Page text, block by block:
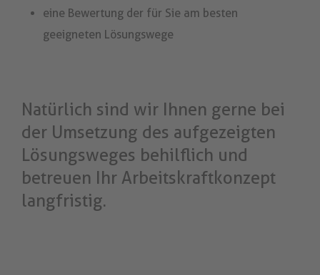
eine Bewertung der für Sie am besten
geeigneten Lösungswege
Natürlich sind wir Ihnen gerne bei
der Umsetzung des aufgezeigten
Lösungsweges behilflich und
betreuen Ihr Arbeitskraftkonzept
langfristig.